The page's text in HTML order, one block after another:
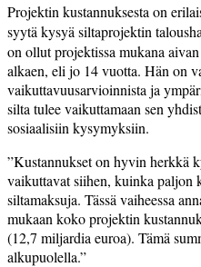
Projektin kustannuksesta on
syytä kysyä siltaprojektin
on ollut projektissa mukana
alkaen, eli jo 14 vuotta. Hän on
vaikuttavuusarvioinnista ja
silta tulee vaikuttamaan sen
sosiaalisiin kysymyksiin.
”Kustannukset on hyvin herkkä
vaikuttavat siihen, kuinka paljon
siltamaksuja. Tässä vaiheessa
mukaan koko projektin
(12,7 miljardia euroa). Tämä
alkupuolella.”